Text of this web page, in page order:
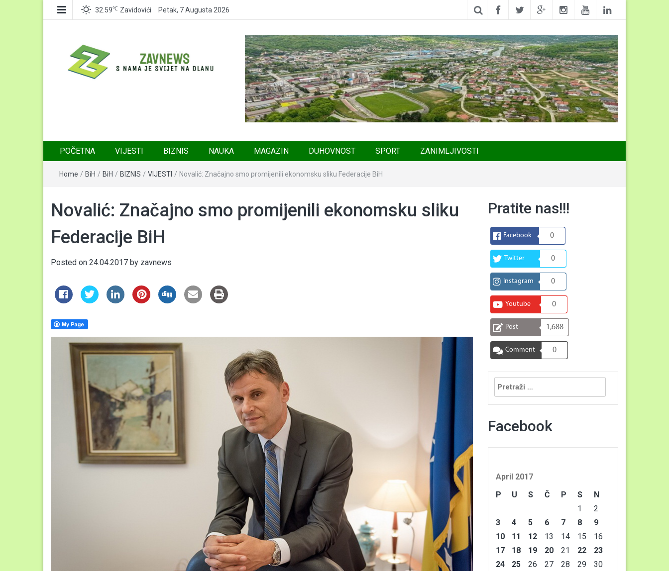
32.59℃ Zavidovići Petak, 7 Augusta 2026
POČETNA VIJESTI BIZNIS NAUKA MAGAZIN DUHOVNOST SPORT ZANIMLJIVOSTI
Home / BiH / BiH / BIZNIS / VIJESTI / Novalić: Značajno smo promijenili ekonomsku sliku Federacije BiH
Novalić: Značajno smo promijenili ekonomsku sliku
Federacije BiH
Posted on 24.04.2017 by zavnews
Pratite nas!!!
Facebook 0
Twitter 0
Instagram 0
Youtube 0
Post 1,688
Comment 0
Pretraga:
Facebook
April 2017
P
U S Č P S
N
1
2
3
4 5 6 7 8
9
10
11 12 13 14 15
16
17
18 19 20 21 22
23
24
25 26 27 28 29 30